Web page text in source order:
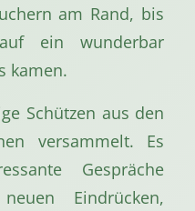
am Rand, bis
ein wunderbar
kamen.
Schützen aus den
versammelt. Es
Gespräche
Eindrücken,